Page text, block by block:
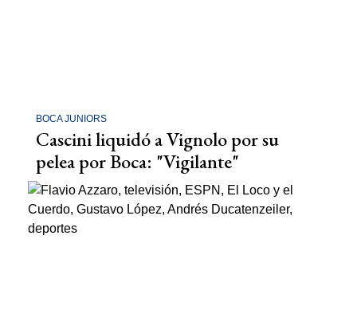
BOCA JUNIORS
Cascini liquidó a Vignolo por su
pelea por Boca: "Vigilante"